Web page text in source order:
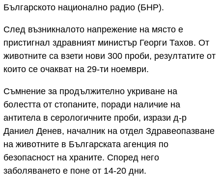
Българското национално радио (БНР).
След възникналото напрежение на място е
пристигнал здравният министър Георги Тахов. От
животните са взети нови 300 проби, резултатите от
които се очакват на 29-ти ноември.
Съмнение за продължително укриване на
болестта от стопаните, поради наличие на
антитела в серологичните проби, изрази д-р
Даниел Денев, началник на отдел Здравеопазване
на животните в Българската агенция по
безопасност на храните. Според него
заболяването е поне от 14-20 дни.